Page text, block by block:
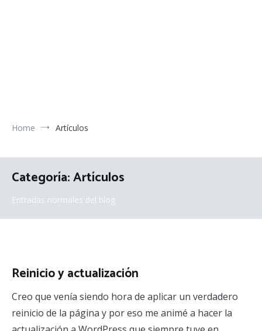
Home Artículos
Categoría:Artículos
Entradas normales del blog
Reinicio y actualización
Creo que venía siendo hora de aplicar un verdadero
reinicio de la página y por eso me animé a hacer la